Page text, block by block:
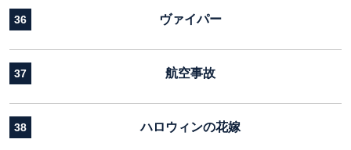
36 ヴァイパー
37 航空事故
38 ハロウィンの花嫁